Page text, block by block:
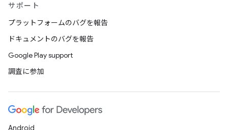
サポート
プラットフォームのバグを報告
ドキュメントのバグを報告
Google Play support
調査に参加
Android